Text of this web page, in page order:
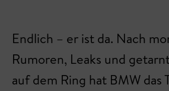
Endlich – er ist da. Nach
Rumoren, Leaks und
auf dem Ring hat BMW das